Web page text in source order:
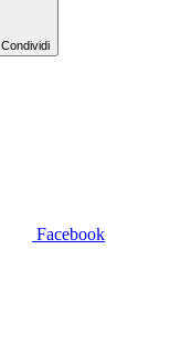
Condividi
Facebook